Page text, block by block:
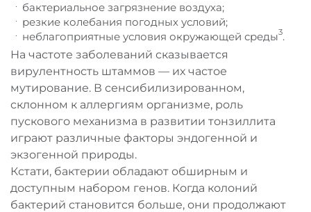
бактериальное загрязнение воздуха;
резкие колебания погодных условий;
неблагоприятные условия окружающей среды3.
На частоте заболеваний сказывается
вирулентность штаммов — их частое
мутирование. В сенсибилизированном,
склонном к аллергиям организме, роль
пускового механизма в развитии тонзиллита
играют различные факторы эндогенной и
экзогенной природы.
Кстати, бактерии обладают обширным и
доступным набором генов. Когда колоний
бактерий становится больше, они продолжают